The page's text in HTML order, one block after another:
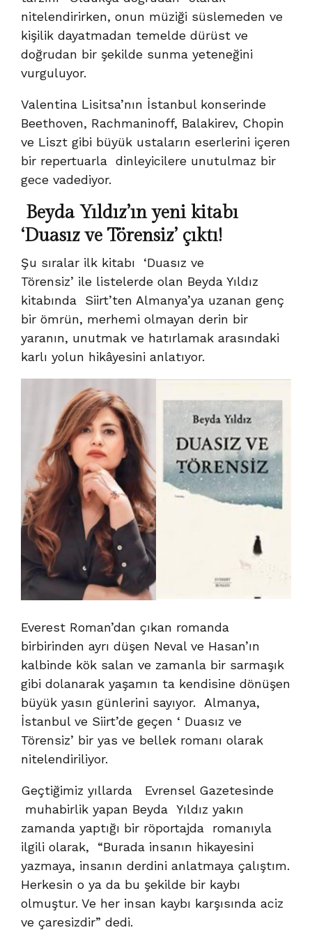
nitelendirirken, onun müziği süslemeden ve
kişilik dayatmadan temelde dürüst ve
doğrudan bir şekilde sunma yeteneğini
vurguluyor.
Valentina Lisitsa’nın İstanbul konserinde
Beethoven, Rachmaninoff, Balakirev, Chopin
ve Liszt gibi büyük ustaların eserlerini içeren
bir repertuarla dinleyicilere unutulmaz bir
gece vadediyor.
Beyda Yıldız’ın yeni kitabı
‘Duasız ve Törensiz’ çıktı!
Şu sıralar ilk kitabı ‘Duasız ve
Törensiz’ ile listelerde olan Beyda Yıldız
kitabında Siirt’ten Almanya’ya uzanan genç
bir ömrün, merhemi olmayan derin bir
yaranın, unutmak ve hatırlamak arasındaki
karlı yolun hikâyesini anlatıyor.
Everest Roman’dan çıkan romanda
birbirinden ayrı düşen Neval ve Hasan’ın
kalbinde kök salan ve zamanla bir sarmaşık
gibi dolanarak yaşamın ta kendisine dönüşen
büyük yasın günlerini sayıyor. Almanya,
İstanbul ve Siirt’de geçen ‘ Duasız ve
Törensiz’ bir yas ve bellek romanı olarak
nitelendiriliyor.
Geçtiğimiz yıllarda Evrensel Gazetesinde
muhabirlik yapan Beyda Yıldız yakın
zamanda yaptığı bir röportajda romanıyla
ilgili olarak, “Burada insanın hikayesini
yazmaya, insanın derdini anlatmaya çalıştım.
Herkesin o ya da bu şekilde bir kaybı
olmuştur. Ve her insan kaybı karşısında aciz
ve çaresizdir” dedi.